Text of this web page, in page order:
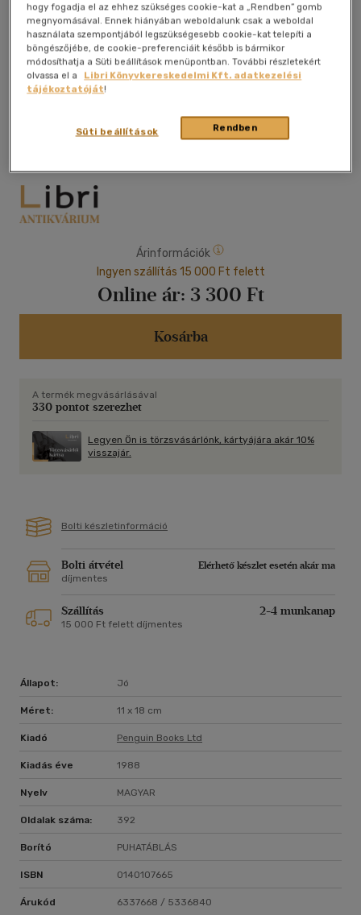
Kívánságlistához adom Megosztom
Penguin Books Ltd|1988| magyar nyelvű|puhatáblás
Árinformációk
Ingyen szállítás 15 000 Ft felett
Online ár: 3 300 Ft
Kosárba
A termék megvásárlásával
330 pontot szerezhet
Legyen Ön is törzsvásárlónk, kártyájára akár 10%
visszajár.
Bolti készletinformáció
Bolti átvétel
Elérhető készlet esetén akár ma
díjmentes
Szállítás 2-4 munkanap
15 000 Ft felett díjmentes
Állapot: Jó
Méret: 11 x 18 cm
Kiadó Penguin Books Ltd
Kiadás éve 1988
Nyelv MAGYAR
Oldalak száma: 392
Borító PUHATÁBLÁS
ISBN 0140107665
Árukód 6337668 / 5336840
hogy fogadja el az ehhez szükséges cookie-kat a „Rendben” gomb
megnyomásával. Ennek hiányában weboldalunk csak a weboldal
használata szempontjából legszükségesebb cookie-kat telepíti a
böngészőjébe, de cookie-preferenciáit később is bármikor
módosíthatja a Süti beállítások menüpontban. További részletekért
olvassa el a
Libri Könyvkereskedelmi Kft. adatkezelési
tájékoztatóját!
Rendben
Süti beállítások